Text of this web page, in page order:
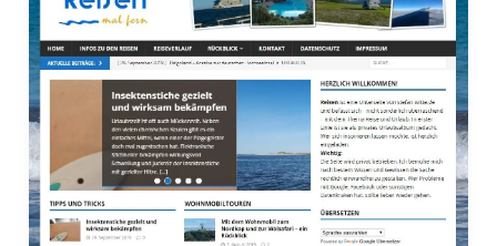
Juliana
Airport
Maarten